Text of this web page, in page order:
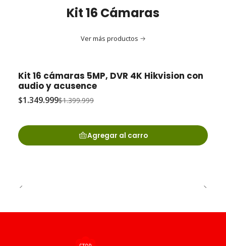
Kit 16 Cámaras
Ver más productos
-4% OFF
Kit 16 cámaras 5MP, DVR 4K Hikvision con
audio y acusence
$1.349.999$1.399.999
Agregar al carro